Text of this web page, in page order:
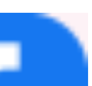
語地區的交流合作，持
平對外開放和粵港澳大
理公司，成立於2001
為境內外各類投資者提
年4月底，易方達基金
以來非貨幣公募基金管